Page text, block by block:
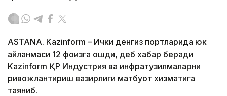
ASTANA. Kazinform – Ички денгиз портларида юк
айланмаси 12 фоизга ошди, деб хабар беради
Kazinform ҚР Индустрия ва инфратузилмаларни
ривожлантириш вазирлиги матбуот хизматига
таяниб.